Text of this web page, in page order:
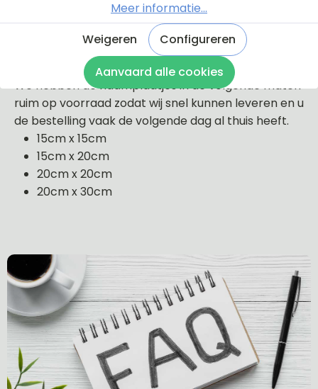
Op deze pagina hebben wij voor u alle
opaal kleurige plexiglas plaatjes
gesorteerd.
We hebben de naamplaatjes in de volgende maten
ruim op voorraad zodat wij snel kunnen leveren en u
de bestelling vaak de volgende dag al thuis heeft.
15cm x 15cm
15cm x 20cm
20cm x 20cm
20cm x 30cm
Meer informatie...
Weigeren
Configureren
Aanvaard alle cookies